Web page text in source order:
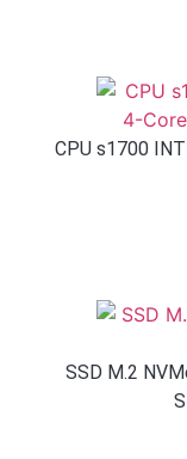
CPU s1700
SSD M.2